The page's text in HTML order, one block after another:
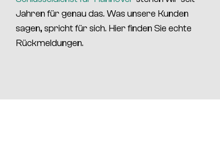
Jahren für genau das. Was unsere Kunden
sagen, spricht für sich. Hier finden Sie echte
Rückmeldungen.